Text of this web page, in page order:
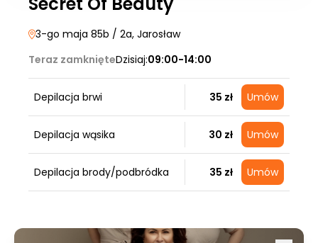
3-go maja 85b / 2a, Jarosław
Teraz zamknięteDzisiaj:09:00-14:00
Depilacja brwi 35 zł Umów
Depilacja wąsika 30 zł Umów
Depilacja brody/podbródka 35 zł Umów